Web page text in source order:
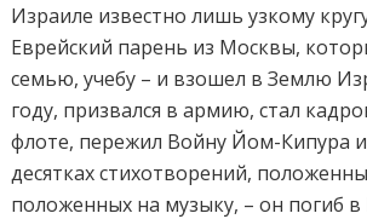
Израиле известно лишь узкому
Еврейский парень из Москвы,
семью, учебу – и взошел в Землю
году, призвался в армию, стал
флоте, пережил Войну Йом-Кипура и
десятках стихотворений,
положенных на музыку, – он погиб